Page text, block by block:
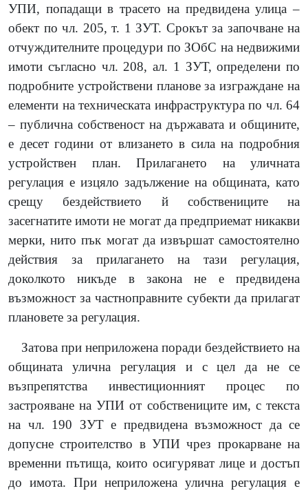
УПИ, попадащи в трасето на предвидена улица –
обект по чл. 205, т. 1 ЗУТ. Срокът за започване на
отчуждителните процедури по ЗОбС на недвижими
имоти съгласно чл. 208, ал. 1 ЗУТ, определени по
подробните устройствени планове за изграждане на
елементи на техническата инфраструктура по чл. 64
– публична собственост на държавата и общините,
е десет години от влизането в сила на подробния
устройствен план. Прилагането на уличната
регулация е изцяло задължение на общината, като
срещу бездействието й собствениците на
засегнатите имоти не могат да предприемат никакви
мерки, нито пък могат да извършат самостоятелно
действия за прилагането на тази регулация,
доколкото никъде в закона не е предвидена
възможност за частноправните субекти да прилагат
плановете за регулация.
Затова при неприложена поради бездействието на
общината улична регулация и с цел да не се
възпрепятства инвестиционният процес по
застрояване на УПИ от собствениците им, с текста
на чл. 190 ЗУТ е предвидена възможност да се
допусне строителство в УПИ чрез прокарване на
временни пътища, които осигуряват лице и достъп
до имота. При неприложена улична регулация е